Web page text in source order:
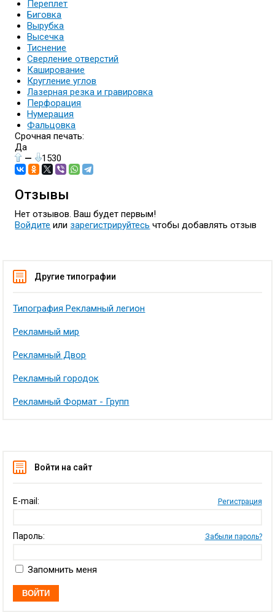
Переплет
Биговка
Вырубка
Высечка
Тиснение
Сверление отверстий
Каширование
Кругление углов
Лазерная резка и гравировка
Перфорация
Нумерация
Фальцовка
Срочная печать:
Да
—
1530
Отзывы
Нет отзывов. Ваш будет первым!
Войдите или зарегистрируйтесь чтобы добавлять отзыв
Другие типографии
Типография Рекламный легион
Рекламный мир
Рекламный Двор
Рекламный городок
Рекламный Формат - Групп
Войти на сайт
E-mail: Регистрация
Пароль: Забыли пароль?
Запомнить меня